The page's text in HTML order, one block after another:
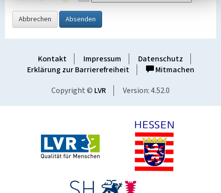
Abbrechen Absenden
Kontakt Impressum
Datenschutz
Erklärung zur Barrierefreiheit
Mitmachen
Copyright © LVR Version: 4.52.0